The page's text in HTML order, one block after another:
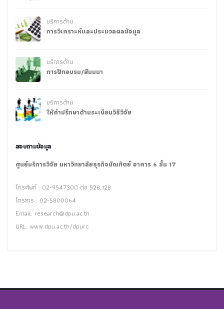
บริการด้าน
การวิเคราะห์และประมวลผลข้อมูล
บริการด้าน
การฝึกอบรม/สัมมนา
บริการด้าน
ให้คำปรึกษาด้านระเบียบวิธีวิจัย
สอบถามข้อมูล
ศูนย์บริการวิจัย มหาวิทยาลัยธุรกิจบัณฑิตย์ อาคาร 6 ชั้น 17
โทรศัพท์ : 02-9547300 ต่อ 528,128
โทรสาร : 02-5800064
Email: research@dpu.ac.th
URL: www.dpu.ac.th/dpurc